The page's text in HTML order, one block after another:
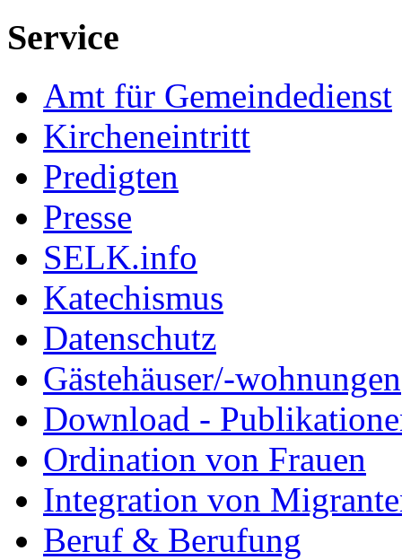
Service
Amt für Gemeindedienst
Kircheneintritt
Predigten
Presse
SELK.info
Katechismus
Datenschutz
Gästehäuser/-wohnungen
Download -
Ordination von Frauen
Integration von
Beruf & Berufung